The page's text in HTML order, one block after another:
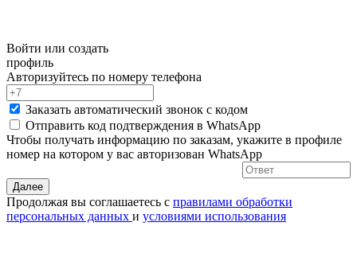
Войти или создать
профиль
Авторизуйтесь по номеру телефона
Заказать автоматический звонок с кодом
Отправить код подтверждения в WhatsApp
Чтобы получать информацию по заказам, укажите в профиле
номер на котором у вас авторизован WhatsApp
Далее
Продолжая вы соглашаетесь с правилами обработки
персональных данных и условиями использования